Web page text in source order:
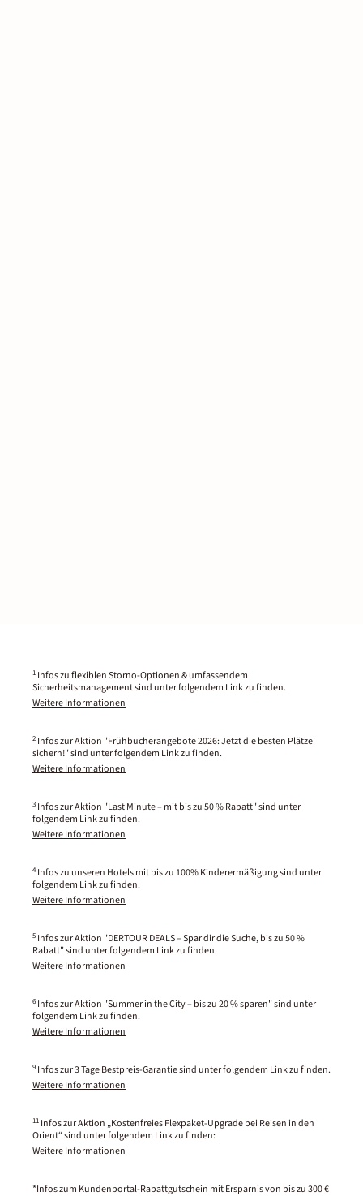
1 Infos zu flexiblen Storno-Optionen & umfassendem
Sicherheitsmanagement sind unter folgendem Link zu finden.
Weitere Informationen
2 Infos zur Aktion "Frühbucherangebote 2026: Jetzt die besten Plätze
sichern!" sind unter folgendem Link zu finden.
Weitere Informationen
3 Infos zur Aktion "Last Minute – mit bis zu 50 % Rabatt" sind unter
folgendem Link zu finden.
Weitere Informationen
4 Infos zu unseren Hotels mit bis zu 100% Kinderermäßigung sind unter
folgendem Link zu finden.
Weitere Informationen
5 Infos zur Aktion "DERTOUR DEALS – Spar dir die Suche, bis zu 50 %
Rabatt" sind unter folgendem Link zu finden.
Weitere Informationen
6 Infos zur Aktion "Summer in the City – bis zu 20 % sparen" sind unter
folgendem Link zu finden.
Weitere Informationen
9 Infos zur 3 Tage Bestpreis-Garantie sind unter folgendem Link zu finden.
Weitere Informationen
11 Infos zur Aktion „Kostenfreies Flexpaket-Upgrade bei Reisen in den
Orient“ sind unter folgendem Link zu finden:
Weitere Informationen
*Infos zum Kundenportal-Rabattgutschein mit Ersparnis von bis zu 300 €